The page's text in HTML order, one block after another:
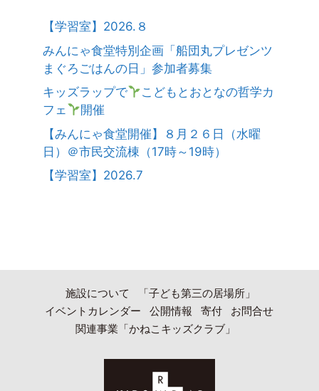
【学習室】2026.８
みんにゃ食堂特別企画「船団丸プレゼンツ
まぐろごはんの日」参加者募集
キッズラップで
こどもとおとなの哲学カ
フェ
開催
【みんにゃ食堂開催】８月２６日（水曜
日）＠市民交流棟（17時～19時）
【学習室】2026.7
施設について
「子ども第三の居場所」
イベントカレンダー
公開情報 寄付
お問合せ
関連事業「かねこキッズクラブ」